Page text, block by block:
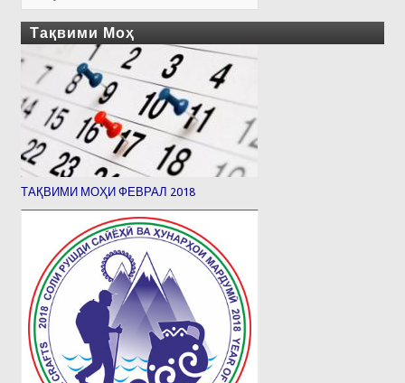
Тақвими Моҳ
ТАҚВИМИ МОҲИ ФЕВРАЛ 2018